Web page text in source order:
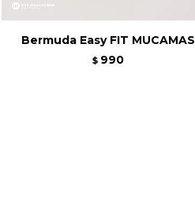
Bermuda Easy FIT MUCAMAS
$ 990